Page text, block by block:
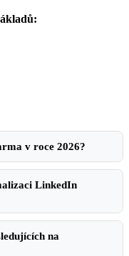
v roce 2026?
LinkedIn
na